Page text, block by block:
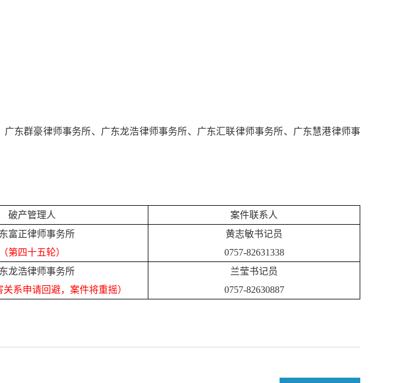
东群豪律师事务所、广东龙浩律师事务所、广东汇联律师事务所、广东慧港律师事
破产管理人 案件联系人
富正律师事务所
（第四十五轮）
黄志敏书记员
0757-82631338
龙浩律师事务所
关系申请回避，案件将重摇）
兰莹书记员
0757-82630887